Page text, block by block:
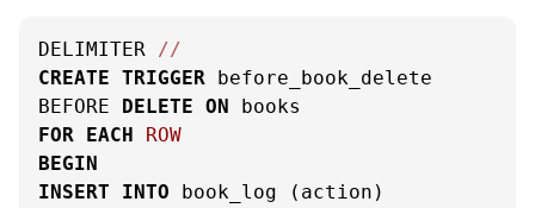
DELIMITER //
CREATE TRIGGER before_book_delete
BEFORE DELETE ON
FOR EACH
ROW
BEGIN
INSERT
INTO